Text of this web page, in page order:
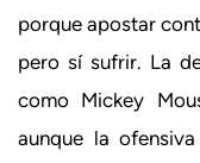
porque apostar
pero sí sufrir. La
como Mickey
aunque la